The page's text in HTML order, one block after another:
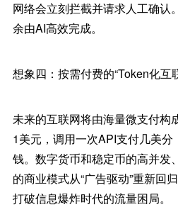
网络会立刻拦截并请求人工确认
余由AI高效完成。
想象四：按需付费的“Token化互
未来的互联网将由海量微支付构
1美元，调用一次API支付几美
钱。数字货币和稳定币的高并发
的商业模式从“广告驱动”重新回
打破信息爆炸时代的流量困局。